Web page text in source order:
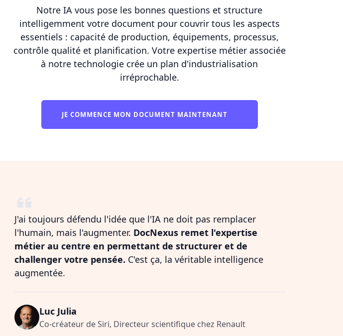
Notre IA vous pose les bonnes questions et structure
intelligemment votre document pour couvrir tous les aspects
essentiels : capacité de production, équipements, processus,
contrôle qualité et planification. Votre expertise métier associée
à notre technologie crée un plan d'industrialisation
irréprochable.
JE COMMENCE MON DOCUMENT MAINTENANT
J'ai toujours défendu l'idée que l'IA ne doit pas remplacer
l'humain, mais l'augmenter. DocNexus remet l'expertise
métier au centre en permettant de structurer et de
challenger votre pensée. C'est ça, la véritable intelligence
augmentée.
Luc Julia
Co-créateur de Siri, Directeur scientifique chez Renault